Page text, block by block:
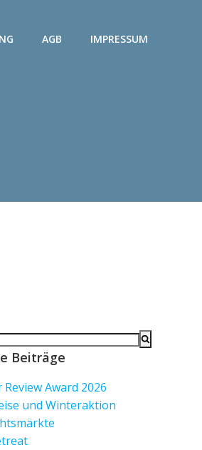
AGB IMPRESSUM
Beiträge
Award 2026
und Winteraktion